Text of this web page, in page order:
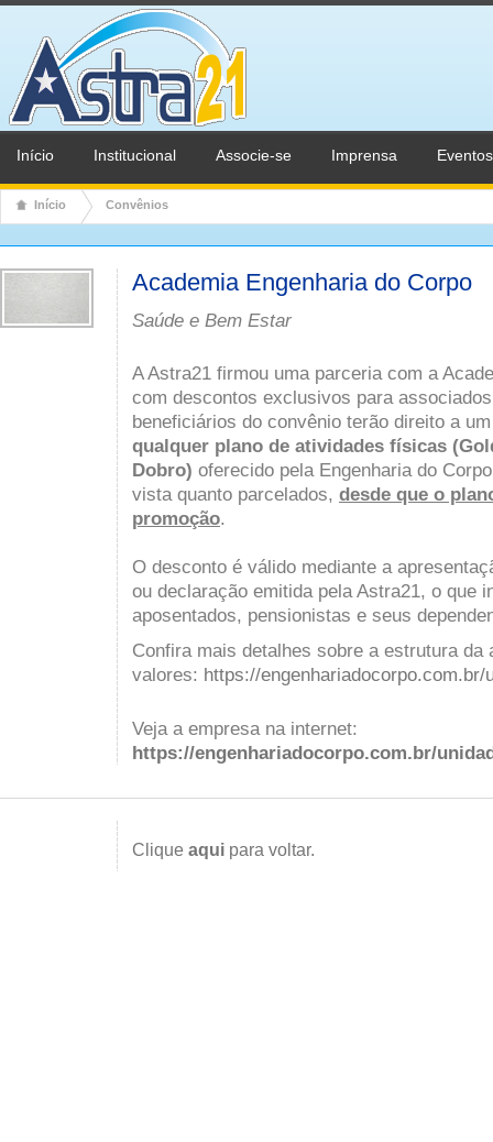
Início Institucional Associe-se Imprensa Eventos
Início Convênios
Academia Engenharia do Corpo
Saúde e Bem Estar
A Astra21 firmou uma parceria com a
com descontos exclusivos para
beneficiários do convênio terão direito a um
qualquer plano de atividades físicas
Dobro) oferecido pela Engenharia do
vista quanto parcelados, desde que o
promoção.
O desconto é válido mediante a
ou declaração emitida pela Astra21, o que
aposentados, pensionistas e seus
Confira mais detalhes sobre a estrutura da
valores: https://engenhariadocorpo.com.br/
Veja a empresa na internet:
https://engenhariadocorpo.com.br/
Clique aqui para voltar.